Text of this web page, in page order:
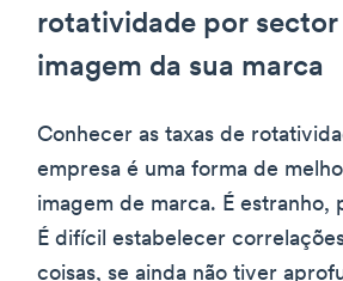
rotatividade por
imagem da sua marca
Conhecer as taxas de
empresa é uma forma de
imagem de marca. É estranho,
É difícil estabelecer
coisas, se ainda não tiver